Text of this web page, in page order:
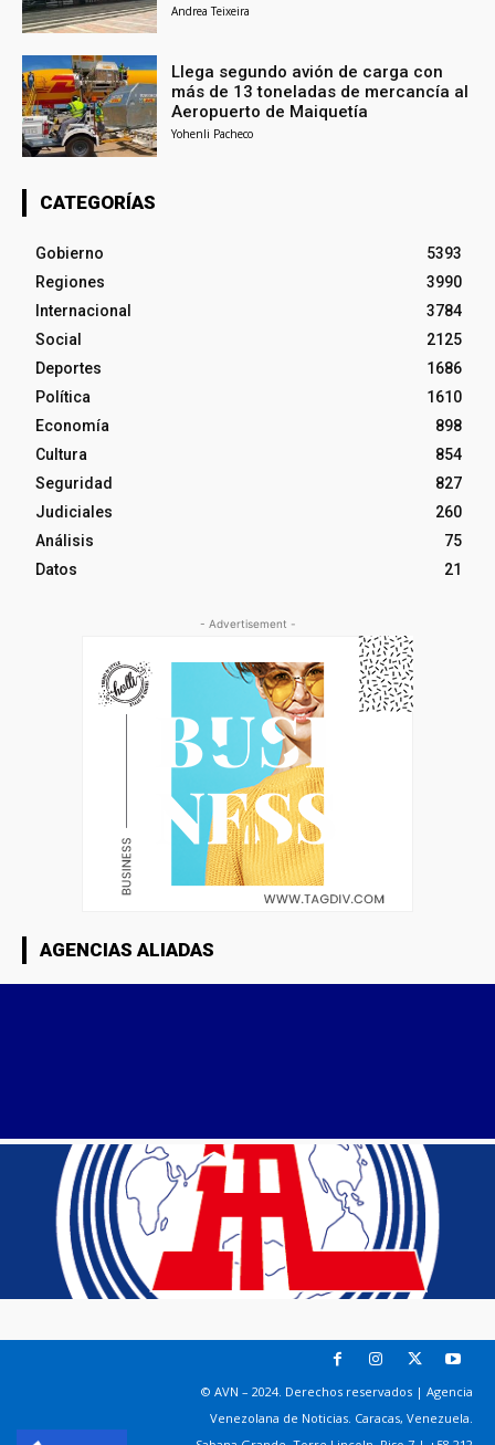
Andrea Teixeira
Llega segundo avión de carga con
más de 13 toneladas de mercancía al
Aeropuerto de Maiquetía
Yohenli Pacheco
CATEGORÍAS
Gobierno
5393
Regiones
3990
Internacional
3784
Social
2125
Deportes
1686
Política
1610
Economía
898
Cultura
854
Seguridad
827
Judiciales
260
Análisis
75
Datos
21
- Advertisement -
AGENCIAS ALIADAS
© AVN – 2024. Derechos reservados | Agencia
Venezolana de Noticias. Caracas, Venezuela.